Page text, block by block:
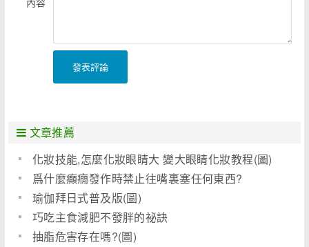
發表評論
文章推薦
化妝技能,怎麼化妝眼睛大 變大眼睛化妝教程(圖)
爲什麼癲癇發作時禁止往嘴裏塞任何東西?
瑜伽拜日式普及版(圖)
巧吃主食減肥不發胖的祕訣
抽脂危害存在嗎?(圖)